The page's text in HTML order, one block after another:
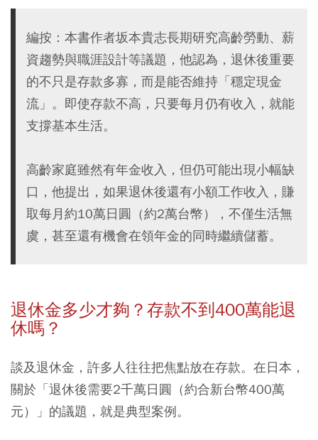
編按：本書作者坂本貴志長期研究高齡勞動、薪
資趨勢與職涯設計等議題，他認為，退休後重要
的不只是存款多寡，而是能否維持「穩定現金
流」。即使存款不高，只要每月仍有收入，就能
支撐基本生活。
高齡家庭雖然有年金收入，但仍可能出現小幅缺
口，他提出，如果退休後還有小額工作收入，賺
取每月約10萬日圓（約2萬台幣），不僅生活無
虞，甚至還有機會在領年金的同時繼續儲蓄。
退休金多少才夠？存款不到 400萬能退
休嗎？
談及退休金，許多人往往把焦點放在存款。在日本，
關於「退休後需要2千萬日圓（約合新台幣400萬
元）」的議題，就是典型案例。